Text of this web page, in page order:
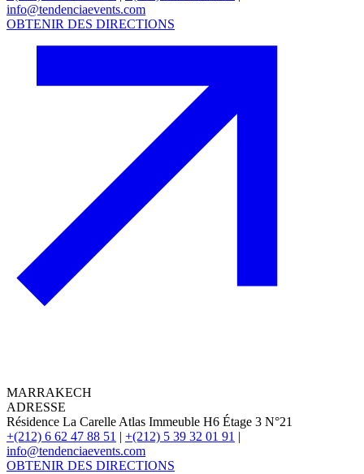
info@tendenciaevents.com
OBTENIR DES DIRECTIONS
MARRAKECH
ADRESSE
Résidence La Carelle Atlas Immeuble H6 Étage 3 N°21
+(212) 6 62 47 88 51 | +(212) 5 39 32 01 91 |
info@tendenciaevents.com
OBTENIR DES DIRECTIONS